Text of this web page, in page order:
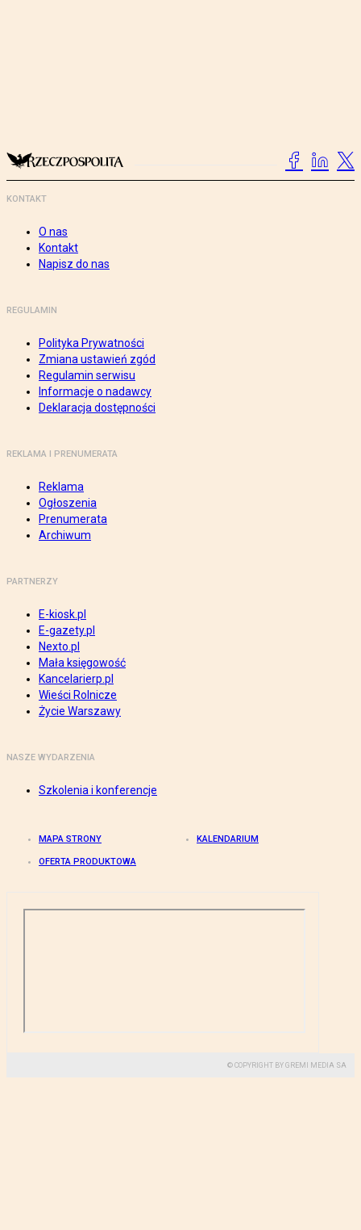
KONTAKT
O nas
Kontakt
Napisz do nas
REGULAMIN
Polityka Prywatności
Zmiana ustawień zgód
Regulamin serwisu
Informacje o nadawcy
Deklaracja dostępności
REKLAMA I PRENUMERATA
Reklama
Ogłoszenia
Prenumerata
Archiwum
PARTNERZY
E-kiosk.pl
E-gazety.pl
Nexto.pl
Mała księgowość
Kancelarierp.pl
Wieści Rolnicze
Życie Warszawy
NASZE WYDARZENIA
Szkolenia i konferencje
MAPA STRONY KALENDARIUM
OFERTA PRODUKTOWA
© COPYRIGHT BY GREMI MEDIA SA